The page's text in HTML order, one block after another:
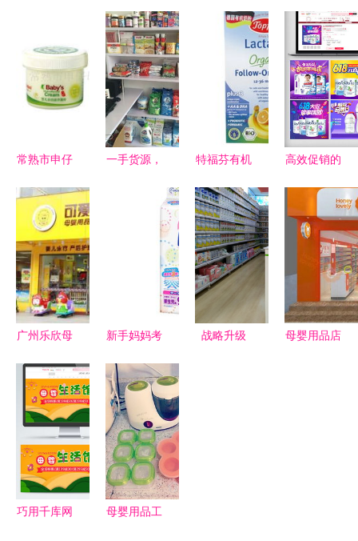
常熟市申仔
呵护新肤系
列产品导览
——专门母
婴洗护，呵
护呵护的里
里外外
一手货源，
全球直邮开
特福芬有机
直销服务全
解析 北京
孕婴用品批
发网推荐
高效促销的
揭秘618母
婴素材设计
精髓
广州乐欣母
注品质，呵
护母婴健康
新手妈妈考
母婴大促销
必败清单
战略升级
母婴用品店
巧用千库网
母婴用品工